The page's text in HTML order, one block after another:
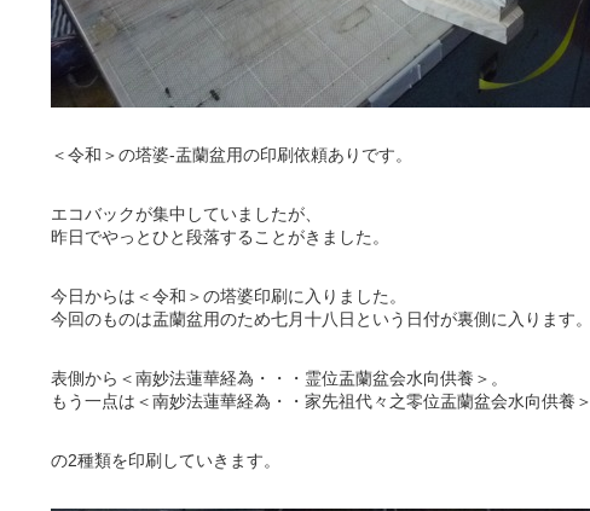
＜令和＞の塔婆-盂蘭盆用の印刷依頼ありです。
エコバックが集中していましたが、
昨日でやっとひと段落することがきました。
今日からは＜令和＞の塔婆印刷に入りました。
今回のものは盂蘭盆用のため七月十八日という日付が裏側に入ります。
表側から＜南妙法蓮華経為・・・霊位盂蘭盆会水向供養＞。
もう一点は＜南妙法蓮華経為・・家先祖代々之零位盂蘭盆会水向供養＞
の2種類を印刷していきます。